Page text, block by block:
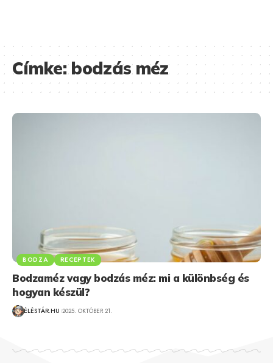
Címke:bodzás méz
BODZA RECEPTEK
Bodzaméz vagy bodzás méz: mi a különbség és
hogyan készül?
ÉLÉSTÁR.HU 2025. OKTÓBER 21.